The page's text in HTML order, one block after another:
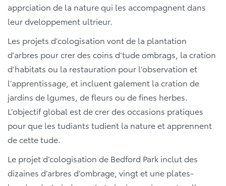
apprciation de la nature qui les accompagnent dans
leur dveloppement ultrieur.
Les projets d’cologisation vont de la plantation
d’arbres pour crer des coins d’tude ombrags, la cration
d’habitats ou la restauration pour l’observation et
l’apprentissage, et incluent galement la cration de
jardins de lgumes, de fleurs ou de fines herbes.
L’objectif global est de crer des occasions pratiques
pour que les tudiants tudient la nature et apprennent
de cette tude.
Le projet d’cologisation de Bedford Park inclut des
dizaines d’arbres d’ombrage, vingt et une plates-